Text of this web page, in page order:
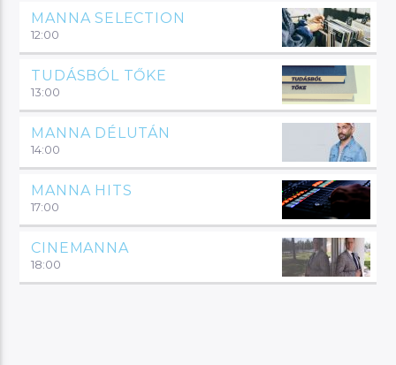
MANNA SELECTION
12:00
TUDÁSBÓL TŐKE
13:00
MANNA DÉLUTÁN
14:00
MANNA HITS
17:00
CINEMANNA
18:00